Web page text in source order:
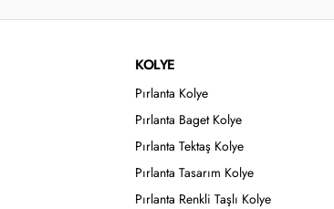
KOLYE
Pırlanta Kolye
Pırlanta Baget Kolye
Pırlanta Tektaş Kolye
Pırlanta Tasarım Kolye
Pırlanta Renkli Taşlı Kolye